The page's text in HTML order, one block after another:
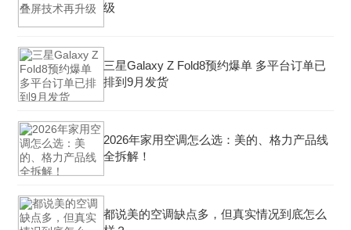
级
三星Galaxy Z Fold8预约爆单 多平台订单已
排到9月发货
2026年家用空调怎么选：美的、格力产品线
全拆解！
都说美的空调缺点多，但真实情况到底怎么